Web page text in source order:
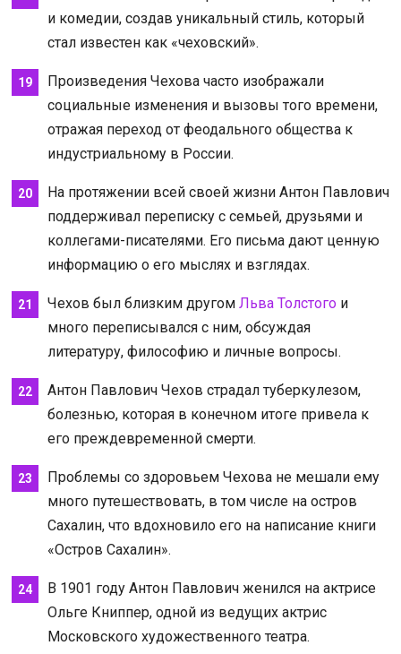
и комедии, создав уникальный стиль, который
стал известен как «чеховский».
Произведения Чехова часто изображали
социальные изменения и вызовы того времени,
отражая переход от феодального общества к
индустриальному в России.
На протяжении всей своей жизни Антон Павлович
поддерживал переписку с семьей, друзьями и
коллегами-писателями. Его письма дают ценную
информацию о его мыслях и взглядах.
Чехов был близким другом Льва Толстогои
много переписывался с ним, обсуждая
литературу, философию и личные вопросы.
Антон Павлович Чехов страдал туберкулезом,
болезнью, которая в конечном итоге привела к
его преждевременной смерти.
Проблемы со здоровьем Чехова не мешали ему
много путешествовать, в том числе на остров
Сахалин, что вдохновило его на написание книги
«Остров Сахалин».
В 1901 году Антон Павлович женился на актрисе
Ольге Книппер, одной из ведущих актрис
Московского художественного театра.